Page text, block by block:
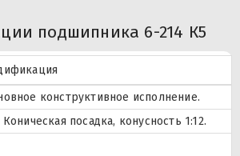
подшипника 6-214 К5
конструктивное исполнение.
Коническая посадка, конусность 1:12.